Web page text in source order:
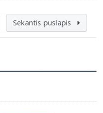
Sekantis puslapis